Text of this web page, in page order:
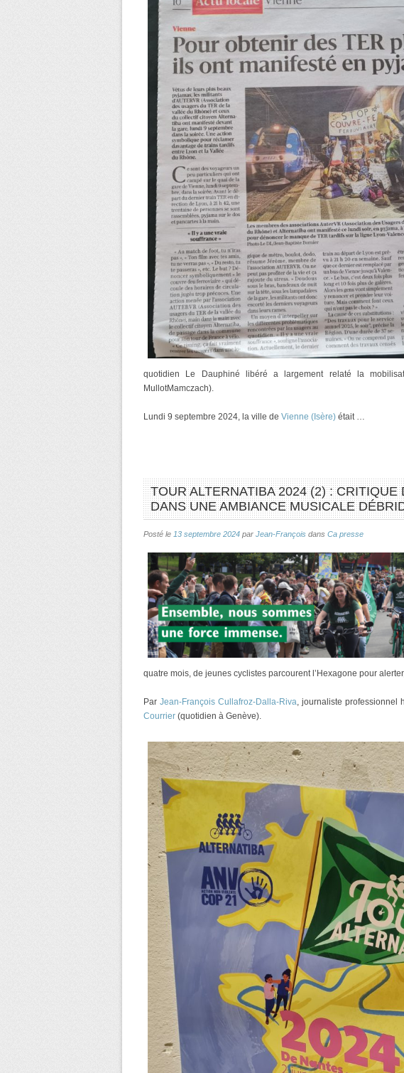
quotidien Le Dauphiné libéré a largement relaté la
MullotMamczach).
Lundi 9 septembre 2024, la ville de Vienne (Isère) était …
TOUR ALTERNATIBA 2024 (2) : CRITIQUE
DANS UNE AMBIANCE MUSICALE
Posté le 13 septembre 2024 par Jean-François dans Ca presse
quatre mois, de jeunes cyclistes parcourent l’Hexagone pour
Par Jean-François Cullafroz-Dalla-Riva , journaliste
Courrier (quotidien à Genève).